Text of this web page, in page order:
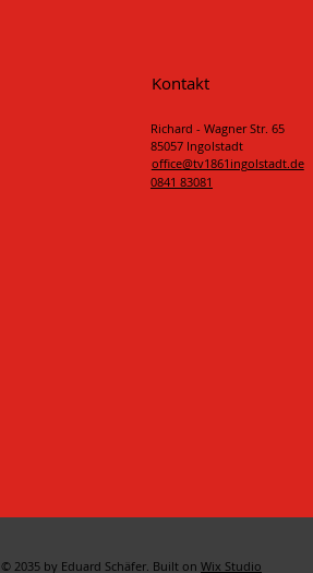
Kontakt
Richard - Wagner Str. 65
85057 Ingolstadt
office@tv1861ingolstadt.de
0841 83081
© 2035 by Eduard Schäfer. Built on Wix Studio